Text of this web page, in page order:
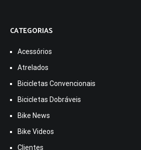
CATEGORIAS
Acessórios
Atrelados
Bicicletas Convencionais
Bicicletas Dobráveis
Bike News
Bike Videos
Clientes